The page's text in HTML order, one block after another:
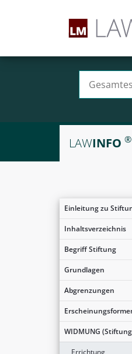
LAWINFO ®
Einleitung zu
Inhaltsverzeichnis
Begriff Stiftung
Grundlagen
Abgrenzungen
WIDMUNG
Errichtung